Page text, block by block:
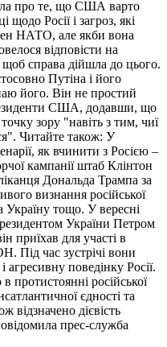
про те, що США варто
Росії і загроз, які
НАТО, але якби вона
відповісти на
справа дійшла до цього.
Путіна і його
його. Він не простий
США, додавши, що
зору "навіть з тим, чиї
Читайте також: У
як вчинити з Росією –
кампанії штаб Клінтон
Дональда Трампа за
визнання російської
Україну тощо. У вересні
України Петром
приїхав для участі в
Під час зустрічі вони
поведінку Росії.
російської
єдності та
відзначено дієвість
прес-служба